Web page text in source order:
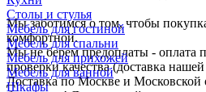
Мы заботимся о том, чтобы
комфортной.
Мы не берем предоплаты - оплата
проверки качества (доставка
Доставка по Москве и Московской
Столы и стулья
Мебель для гостиной
Мебель для спальни
Мебель для прихожей
Мебель для ванной
Шкафы